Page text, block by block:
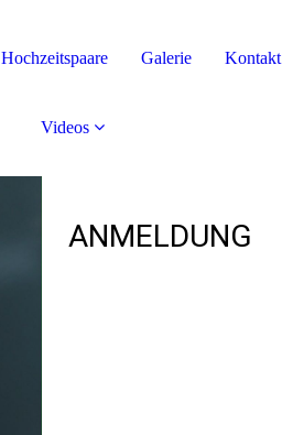
Hochzeitspaare Galerie Kontakt
Videos
ANMELDUNG